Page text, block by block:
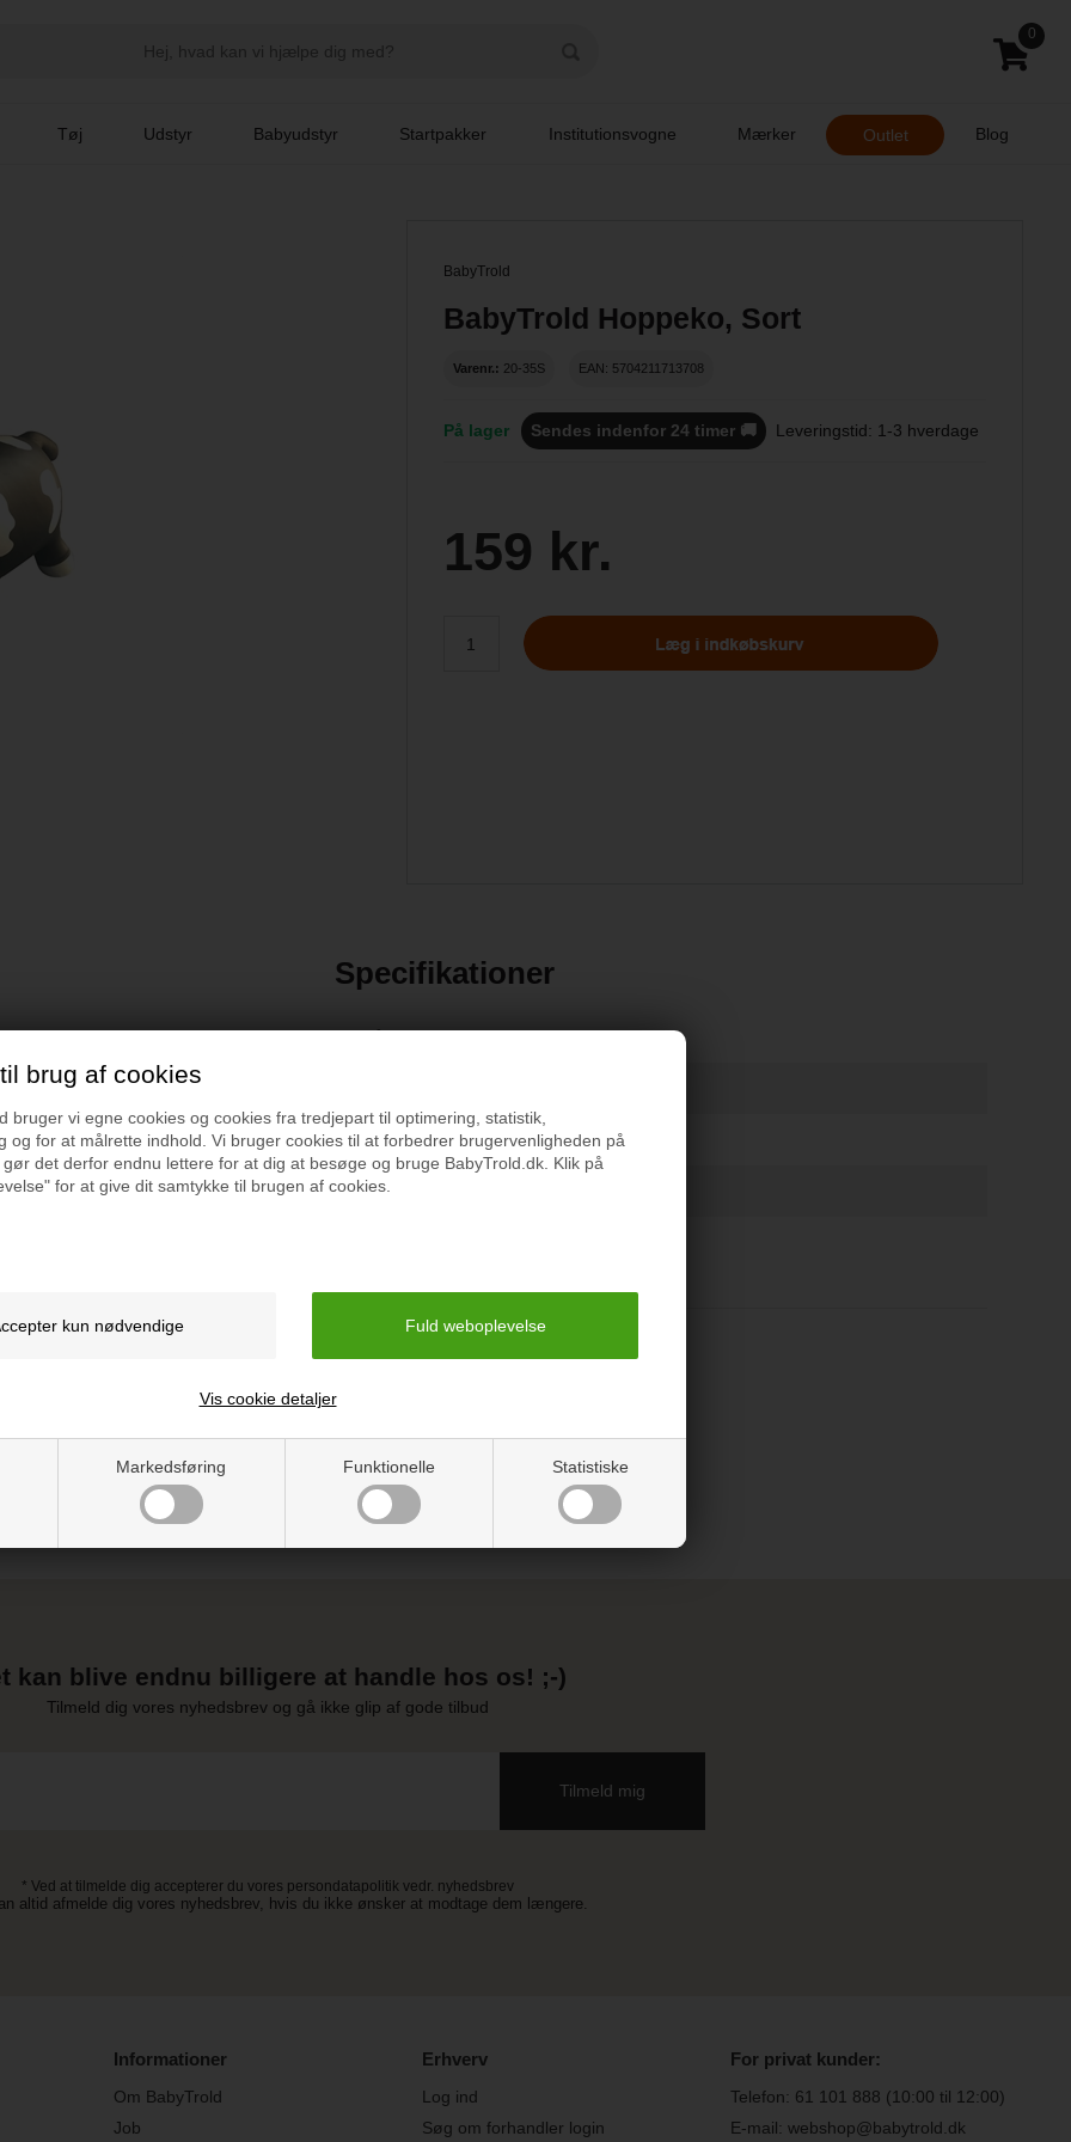
brug af cookies
bruger vi egne cookies og cookies fra tredjepart til optimering, statistik,
og for at målrette indhold. Vi bruger cookies til at forbedrer brugervenligheden på
det derfor endnu lettere for at dig at besøge og bruge BabyTrold.dk. Klik på
for at give dit samtykke til brugen af cookies.
Markedsføring Funktionelle Statistiske
Vis cookie detaljer
0
Tøj Udstyr Babyudstyr Startpakker Institutionsvogne Mærker Outlet Blog
BabyTrold
BabyTrold Hoppeko, Sort
Varenr.: 20-35S EAN: 5704211713708
På lager Sendes indenfor 24 timer 🚚 Leveringstid: 1-3 hverdage
159 kr.
en favorit i børneværelset.
af sjov, hvor dit barn kan
sig.
barn hopper og bevæger sig,
legende måde. Samtidig
er perfekt til aktive børn med
indendørs og udendørs leg.
sjov, bevægelse og
Specifikationer
2-3 år
Farve: Sort
Luftpumpe medfølger
Vejledning
kan blive endnu billigere at handle hos os! ;-)
Tilmeld dig vores nyhedsbrev og gå ikke glip af gode tilbud
* Ved at tilmelde dig accepterer du vores persondatapolitik vedr. nyhedsbrev
altid afmelde dig vores nyhedsbrev, hvis du ikke ønsker at modtage dem længere.
Informationer
Om BabyTrold
Job
Erhverv
Log ind
Søg om forhandler login
For privat kunder:
Telefon: 61 101 888 (10:00 til 12:00)
E-mail: webshop@babytrold.dk